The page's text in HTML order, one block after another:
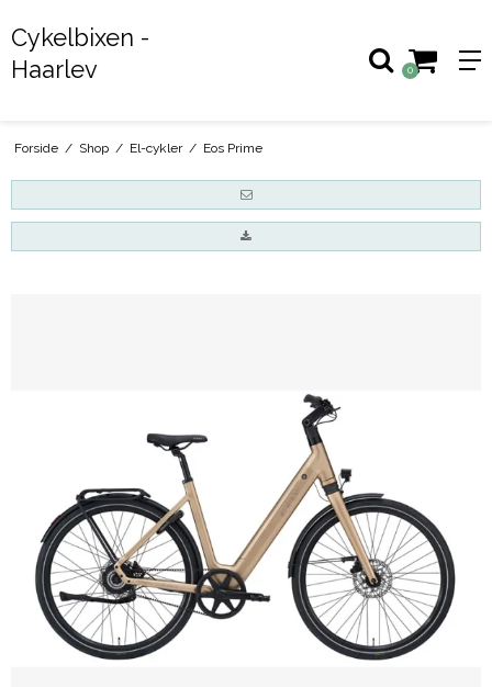
Cykelbixen -
Haarlev
0
Forside / Shop / El-cykler / Eos Prime